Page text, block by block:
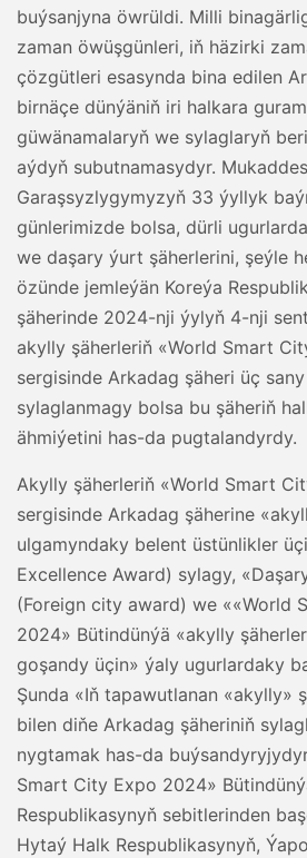
buýsanjyna öwrüldi. Milli
zaman öwüşgünleri, iň häzirki
çözgütleri esasynda bina edilen
birnäçe dünýäniň iri halkara
güwänamalaryň we sylaglaryň
aýdyň subutnamasydyr. Mukaddes
Garaşsyzlygymyzyň 33 ýyllyk
günlerimizde bolsa, dürli
we daşary ýurt şäherlerini, şeýle
özünde jemleýän Koreýa
şäherinde 2024-nji ýylyň 4-nji
akylly şäherleriň «World Smart
sergisinde Arkadag şäheri üç
sylaglanmagy bolsa bu şäheriň
ähmiýetini has-da pugtalandyrdy.
Akylly şäherleriň «World Smart
sergisinde Arkadag şäherine
ulgamyndaky belent üstünlikler
Excellence Award) sylagy,
(Foreign city award) we ««World
2024» Bütindünýä «akylly
goşandy üçin» ýaly ugurlardaky
Şunda «Iň tapawutlanan «akylly»
bilen diňe Arkadag şäheriniň
nygtamak has-da
Smart City Expo 2024»
Respublikasynyň sebitlerinden
Hytaý Halk Respublikasynyň,